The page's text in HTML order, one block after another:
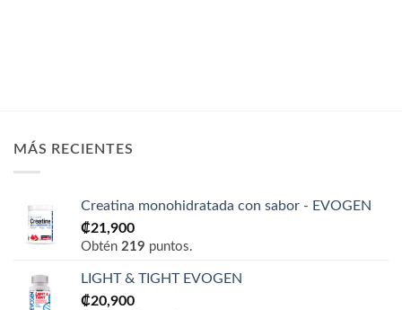
MÁS RECIENTES
Creatina monohidratada con sabor - EVOGEN
₡21,900
Obtén 219 puntos.
LIGHT & TIGHT EVOGEN
₡20,900